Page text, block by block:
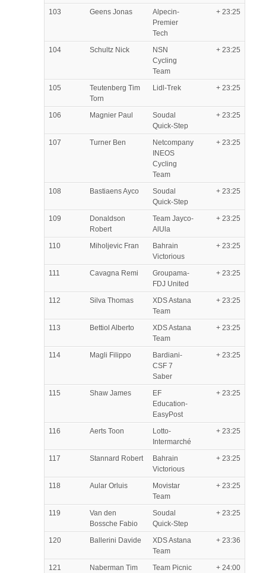
103 Geens Jonas
Alpecin-
Premier
Tech
+ 23:25
104 Schultz Nick
NSN
Cycling
Team
+ 23:25
105
Teutenberg Tim
Torn
Lidl-Trek + 23:25
106 Magnier Paul
Soudal
Quick-Step
+ 23:25
107 Turner Ben
Netcompany
INEOS
Cycling
Team
+ 23:25
108 Bastiaens Ayco
Soudal
Quick-Step
+ 23:25
109
Donaldson
Robert
Team Jayco-
AlUla
+ 23:25
110 Miholjevic Fran
Bahrain
Victorious
+ 23:25
111 Cavagna Remi
Groupama-
FDJ United
+ 23:25
112 Silva Thomas
XDS Astana
Team
+ 23:25
113 Bettiol Alberto
XDS Astana
Team
+ 23:25
114 Magli Filippo
Bardiani-
CSF 7
Saber
+ 23:25
115 Shaw James
EF
Education-
EasyPost
+ 23:25
116 Aerts Toon
Lotto-
Intermarché
+ 23:25
117 Stannard Robert
Bahrain
Victorious
+ 23:25
118 Aular Orluis
Movistar
Team
+ 23:25
119
Van den
Bossche Fabio
Soudal
Quick-Step
+ 23:25
120 Ballerini Davide
XDS Astana
Team
+ 23:36
121 Naberman Tim
Team Picnic
+ 24:00